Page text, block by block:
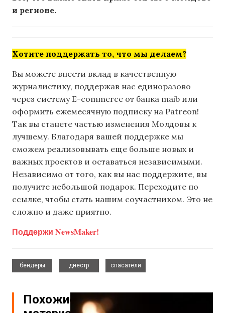
и регионе.
Хотите поддержать то, что мы делаем?
Вы можете внести вклад в качественную
журналистику, поддержав нас единоразово
через систему E-commerce от банка maib или
оформить ежемесячную подписку на Patreon!
Так вы станете частью изменения Молдовы к
лучшему. Благодаря вашей поддержке мы
сможем реализовывать еще больше новых и
важных проектов и оставаться независимыми.
Независимо от того, как вы нас поддержите, вы
получите небольшой подарок. Переходите по
ссылке, чтобы стать нашим соучастником. Это не
сложно и даже приятно.
Поддержи NewsMaker!
бендеры
днестр
спасатели
Похожие